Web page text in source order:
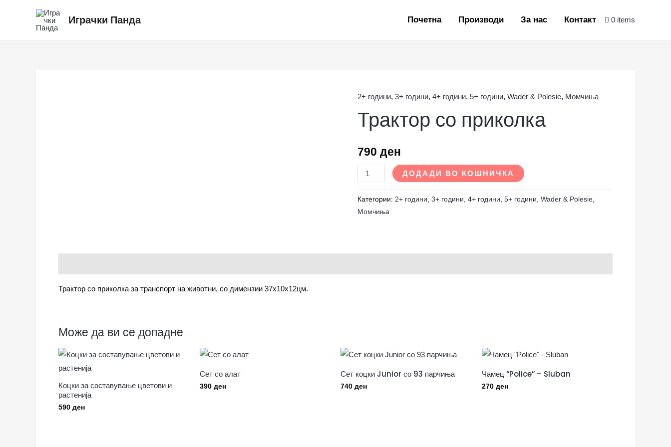
Играчки Панда Почетна Производи За нас Контакт 0 items
2+ години,3+ години,4+ години,5+ години,Wader & Polesie, Момчиња
Трактор со приколка
790ден
Трактор
со
приколка
ДОДАДИ ВО КОШНИЧКА
Категории:2+ години,3+ години,4+ години,5+ години,Wader & Polesie,
Момчиња
Трактор со приколка за транспорт на животни, со димензии 37х10х12цм.
Може да ви се допадне
Коцки за составување цветови и
растенија
590 ден
Сет со алат
390 ден
Сет коцки Junior со 93 парчиња
740 ден
Чамец “Police” – Sluban
270 ден